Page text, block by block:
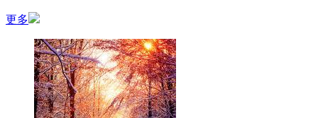
更多